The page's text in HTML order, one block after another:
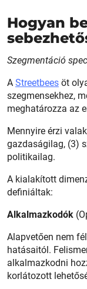
Hogyan
Szegmentáció
A Streetbees öt
szegmensekhez,
meghatározza az
Mennyire érzi
gazdaságilag, (3)
politikailag.
A kialakított
definiáltak:
Alkalmazkodók
Alapvetően nem
hatásaitól.
alkalmazkodni
korlátozott